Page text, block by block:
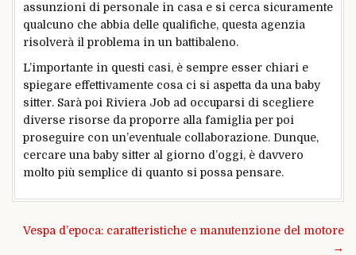
assunzioni di personale in casa e si cerca sicuramente
qualcuno che abbia delle qualifiche, questa agenzia
risolverà il problema in un battibaleno.
L’importante in questi casi, è sempre esser chiari e
spiegare effettivamente cosa ci si aspetta da una baby
sitter. Sarà poi Riviera Job ad occuparsi di scegliere
diverse risorse da proporre alla famiglia per poi
proseguire con un’eventuale collaborazione. Dunque,
cercare una baby sitter al giorno d’oggi, è davvero
molto più semplice di quanto si possa pensare.
Navigazione
Vespa d’epoca: caratteristiche e manutenzione del motore
→